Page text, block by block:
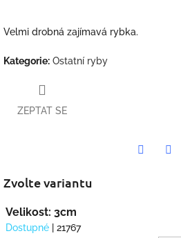
Velmi drobná zajímavá rybka.
Kategorie: Ostatní ryby
ZEPTAT SE
Zvolte variantu
Velikost: 3cm
Dostupné | 21767